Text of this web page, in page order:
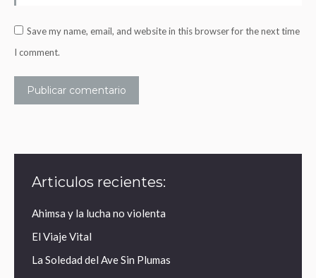
Save my name, email, and website in this browser for the next time
I comment.
Publicar comentario
Articulos recientes:
Ahimsa y la lucha no violenta
El Viaje Vital
La Soledad del Ave Sin Plumas